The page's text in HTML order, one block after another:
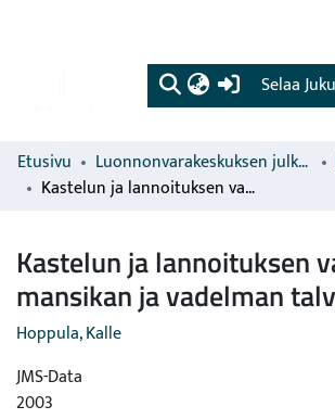
(current)
Selaa
Etusivu Luonnonvarakeskuksen julkaisut
Kastelun ja lannoituksen vaikutus mansikan ja vadelman talvehtimiseen
Kastelun ja lannoituksen
mansikan ja vadelman
Hoppula, Kalle
JMS-Data
2003